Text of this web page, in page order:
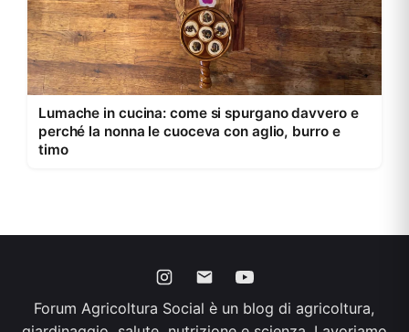
Lumache in cucina: come si spurgano davvero e
perché la nonna le cuoceva con aglio, burro e
timo
Forum Agricoltura Social è un blog di agricoltura,